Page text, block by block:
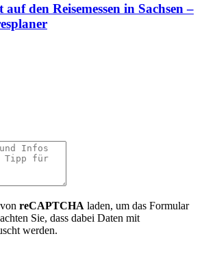
den Reisemessen in Sachsen –
reCAPTCHA laden, um das Formular
Sie, dass dabei Daten mit
werden.